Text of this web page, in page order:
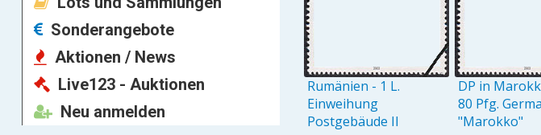
Sonderangebote
Aktionen / News
Live123 - Auktionen
Neu anmelden
Rumänien - 1 L.
Einweihung
Postgebäude II
DP in
80 Pfg.
"Marokko"